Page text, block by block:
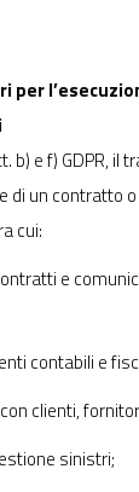
per
b) e f) GDPR, il
di un contratto
cui:
e
contabili e
clienti,
sinistri;